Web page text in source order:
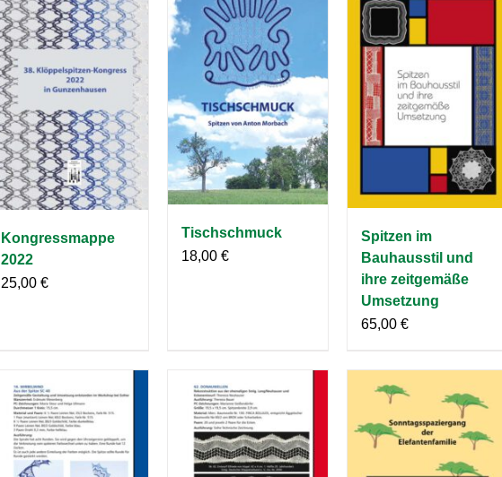
Kongressmappe
2022
25,00€
Tischschmuck
18,00 €
Spitzen im
Bauhausstil und
ihre zeitgemäße
Umsetzung
65,00 €